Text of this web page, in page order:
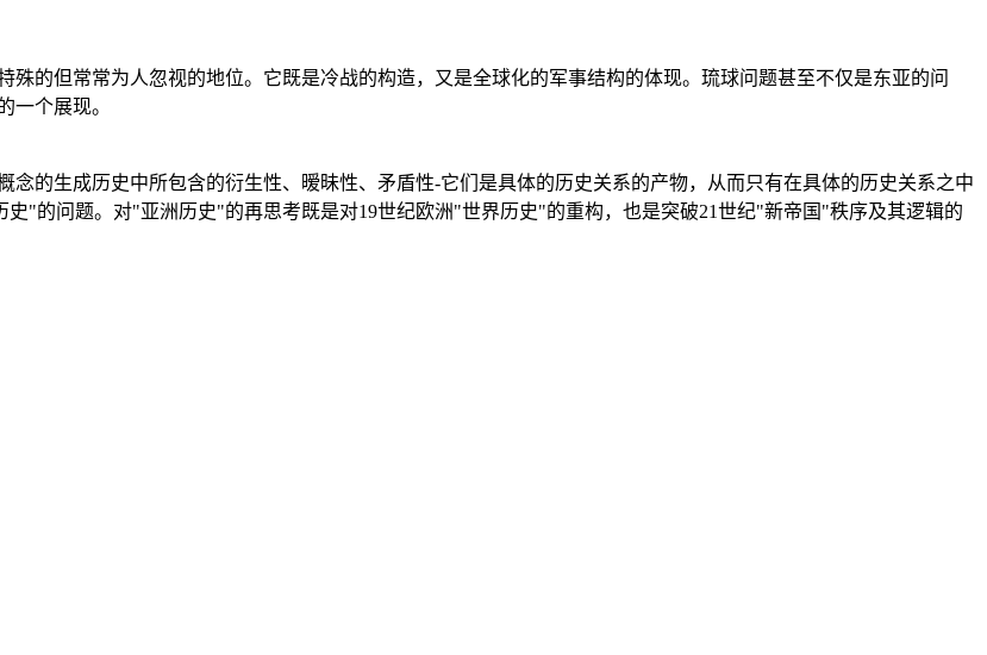
殊的但常常为人忽视的地位。它既是冷战的构造，又是全球化的军事结构的体现。琉球问题甚至不仅是东亚的问
一个展现。
的生成历史中所包含的衍生性、暧昧性、矛盾性-它们是具体的历史关系的产物，从而只有在具体的历史关系之中
"的问题。对"亚洲历史"的再思考既是对19世纪欧洲"世界历史"的重构，也是突破21世纪"新帝国"秩序及其逻辑的